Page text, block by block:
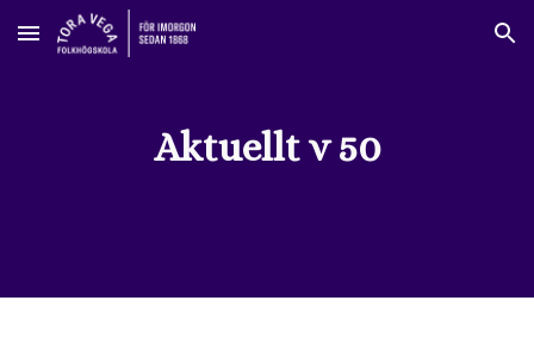
Skip to main content Skip to navigation
Aktuellt v 50